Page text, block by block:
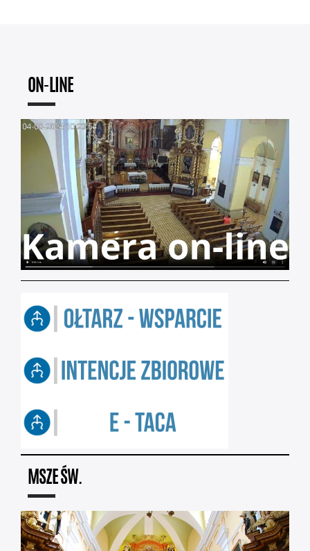
ON-LINE
MSZE ŚW.